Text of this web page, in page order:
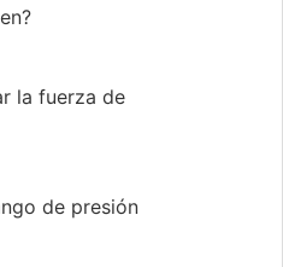
la fuerza de
de presión